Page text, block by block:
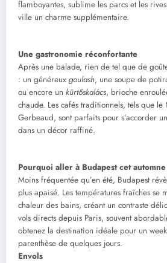
flamboyantes, sublime les parcs et les
ville un charme supplémentaire.
Une gastronomie réconfortante
Après une balade, rien de tel que de
: un généreux goulash, une soupe de
ou encore un kürtőskalács, brioche
chaude. Les cafés traditionnels, tels que
Gerbeaud, sont parfaits pour s’accorder
dans un décor raffiné.
Pourquoi aller à Budapest cet
Moins fréquentée qu’en été, Budapest
plus apaisé. Les températures fraîches se
chaleur des bains, créant un contraste
vols directs depuis Paris, souvent
obtenez la destination idéale pour un
parenthèse de quelques jours.
Envols